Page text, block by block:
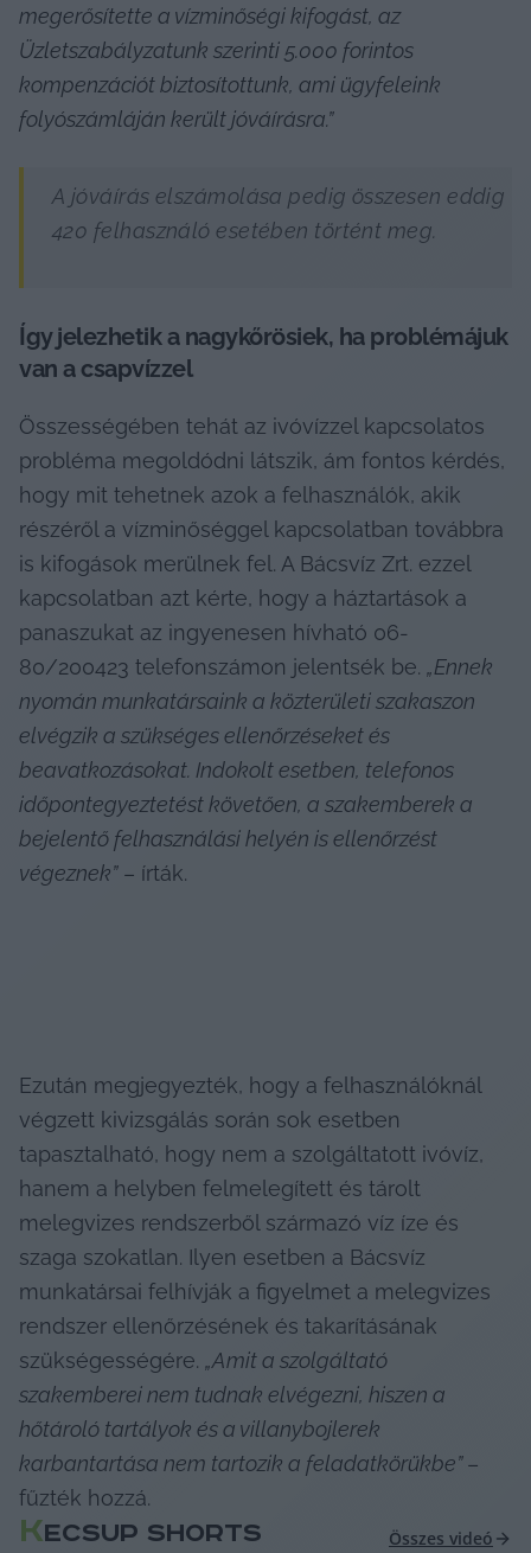
megerősítette a vízminőségi kifogást, az
Üzletszabályzatunk szerinti 5.000 forintos
kompenzációt biztosítottunk, ami ügyfeleink
folyószámláján került jóváírásra.”
A jóváírás elszámolása pedig összesen eddig
420 felhasználó esetében történt meg.
Így jelezhetik a nagykőrösiek, ha problémájuk
van a csapvízzel
Összességében tehát az ivóvízzel kapcsolatos
probléma megoldódni látszik, ám fontos kérdés,
hogy mit tehetnek azok a felhasználók, akik
részéről a vízminőséggel kapcsolatban továbbra
is kifogások merülnek fel. A Bácsvíz Zrt. ezzel
kapcsolatban azt kérte, hogy a háztartások a
panaszukat az ingyenesen hívható 06-
80/200423 telefonszámon jelentsék be. „Ennek
nyomán munkatársaink a közterületi szakaszon
elvégzik a szükséges ellenőrzéseket és
beavatkozásokat. Indokolt esetben, telefonos
időpontegyeztetést követően, a szakemberek a
bejelentő felhasználási helyén is ellenőrzést
végeznek” – írták.
Ezután megjegyezték, hogy a felhasználóknál
végzett kivizsgálás során sok esetben
tapasztalható, hogy nem a szolgáltatott ivóvíz,
hanem a helyben felmelegített és tárolt
melegvizes rendszerből származó víz íze és
szaga szokatlan. Ilyen esetben a Bácsvíz
munkatársai felhívják a figyelmet a melegvizes
rendszer ellenőrzésének és takarításának
szükségességére. „Amit a szolgáltató
szakemberei nem tudnak elvégezni, hiszen a
hőtároló tartályok és a villanybojlerek
karbantartása nem tartozik a feladatkörükbe” –
fűzték hozzá.
KECSUP SHORTS Összes videó